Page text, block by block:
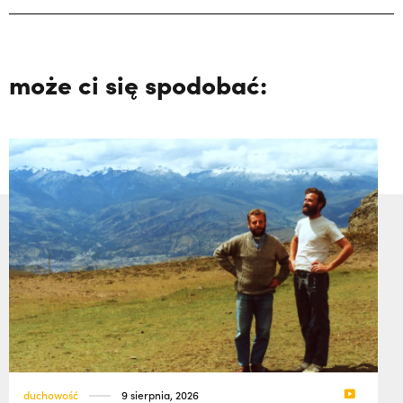
może ci się spodobać:
duchowość 9 sierpnia, 2026